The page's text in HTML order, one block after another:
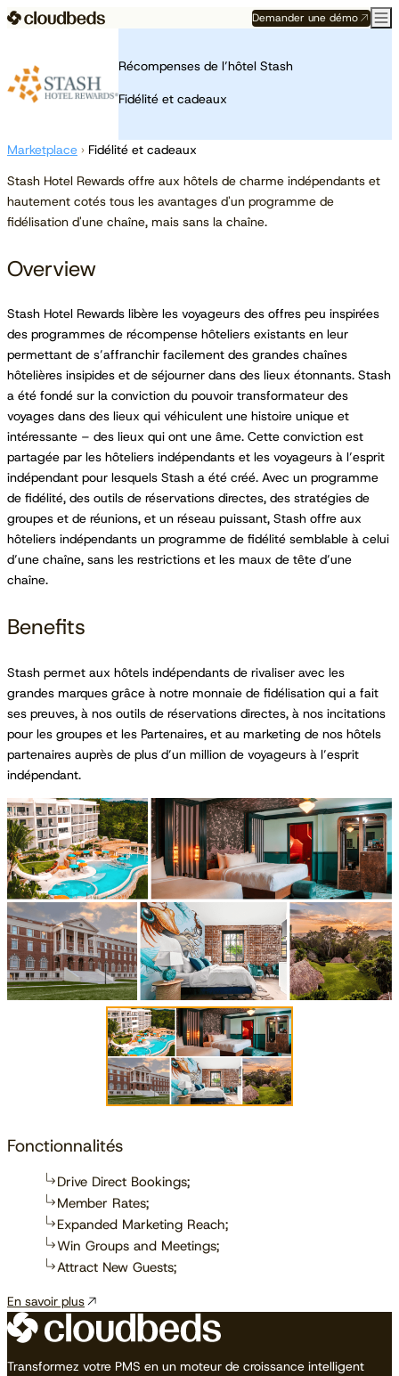
Demander une démo
Récompenses de l’hôtel Stash
Fidélité et cadeaux
Marketplace › Fidélité et cadeaux
Stash Hotel Rewards offre aux hôtels de charme indépendants et
hautement cotés tous les avantages d'un programme de
fidélisation d'une chaîne, mais sans la chaîne.
Overview
Stash Hotel Rewards libère les voyageurs des offres peu inspirées
des programmes de récompense hôteliers existants en leur
permettant de s’affranchir facilement des grandes chaînes
hôtelières insipides et de séjourner dans des lieux étonnants. Stash
a été fondé sur la conviction du pouvoir transformateur des
voyages dans des lieux qui véhiculent une histoire unique et
intéressante – des lieux qui ont une âme. Cette conviction est
partagée par les hôteliers indépendants et les voyageurs à l’esprit
indépendant pour lesquels Stash a été créé. Avec un programme
de fidélité, des outils de réservations directes, des stratégies de
groupes et de réunions, et un réseau puissant, Stash offre aux
hôteliers indépendants un programme de fidélité semblable à celui
d’une chaîne, sans les restrictions et les maux de tête d’une
chaîne.
Benefits
Stash permet aux hôtels indépendants de rivaliser avec les
grandes marques grâce à notre monnaie de fidélisation qui a fait
ses preuves, à nos outils de réservations directes, à nos incitations
pour les groupes et les Partenaires, et au marketing de nos hôtels
partenaires auprès de plus d’un million de voyageurs à l’esprit
indépendant.
Fonctionnalités
Drive Direct Bookings;
Member Rates;
Expanded Marketing Reach;
Win Groups and Meetings;
Attract New Guests;
En savoir plus
Transformez votre PMS en un moteur de croissance intelligent